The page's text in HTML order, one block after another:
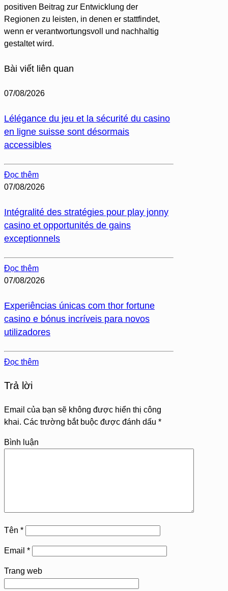
positiven Beitrag zur Entwicklung der
Regionen zu leisten, in denen er stattfindet,
wenn er verantwortungsvoll und nachhaltig
gestaltet wird.
Bài viết liên quan
07/08/2026
Lélégance du jeu et la sécurité du casino
en ligne suisse sont désormais
accessibles
Đọc thêm
07/08/2026
Intégralité des stratégies pour play jonny
casino et opportunités de gains
exceptionnels
Đọc thêm
07/08/2026
Experiências únicas com thor fortune
casino e bónus incríveis para novos
utilizadores
Đọc thêm
Trả lời
Email của bạn sẽ không được hiển thị công
khai. Các trường bắt buộc được đánh dấu *
Bình luận
Tên *
Email *
Trang web